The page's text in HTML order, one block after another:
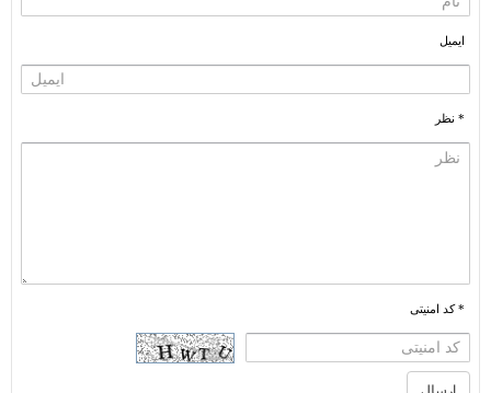
ایمیل
* نظر
* کد امنیتی